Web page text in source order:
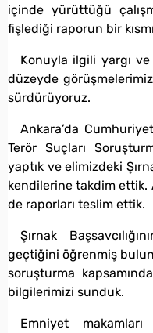
içinde yürüttüğü
fişlediği raporun bir
Konuyla ilgili yargı
düzeyde
sürdürüyoruz.
Ankara’da
Terör Suçları
yaptık ve elimizdeki
kendilerine takdim ettik.
de raporları teslim ettik.
Şırnak
geçtiğini öğrenmiş
soruşturma
bilgilerimizi sunduk.
Emniyet